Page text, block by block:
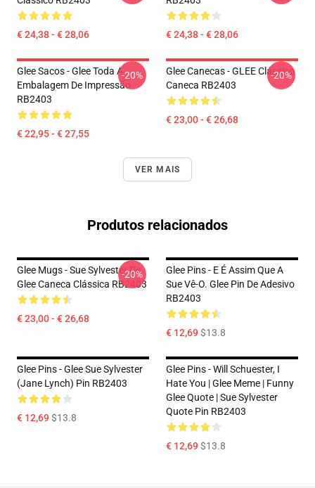
€ 24,38 - € 28,06 € 24,38 - € 28,06
Glee Sacos - Glee Toda A
Embalagem De Impressão
RB2403
€ 22,95 - € 27,55
-20%
Glee Canecas - GLEE Clássico
Caneca RB2403
€ 23,00 - € 26,68
-20%
VER MAIS
Produtos relacionados
Glee Mugs - Sue Sylvester De
Glee Caneca Clássica RB2403
€ 23,00 - € 26,68
-20%
Glee Pins - E É Assim Que A
Sue Vê-O. Glee Pin De Adesivo
RB2403
€ 12,69$13.8
Glee Pins - Glee Sue Sylvester
(Jane Lynch) Pin RB2403
€ 12,69$13.8
Glee Pins - Will Schuester, I
Hate You | Glee Meme | Funny
Glee Quote | Sue Sylvester
Quote Pin RB2403
€ 12,69$13.8